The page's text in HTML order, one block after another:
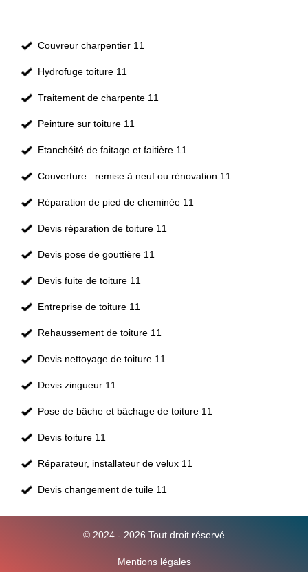
Couvreur charpentier 11
Hydrofuge toiture 11
Traitement de charpente 11
Peinture sur toiture 11
Etanchéité de faitage et faitière 11
Couverture : remise à neuf ou rénovation 11
Réparation de pied de cheminée 11
Devis réparation de toiture 11
Devis pose de gouttière 11
Devis fuite de toiture 11
Entreprise de toiture 11
Rehaussement de toiture 11
Devis nettoyage de toiture 11
Devis zingueur 11
Pose de bâche et bâchage de toiture 11
Devis toiture 11
Réparateur, installateur de velux 11
Devis changement de tuile 11
© 2024 - 2026 Tout droit réservé
Mentions légales